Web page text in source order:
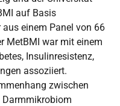
auf Basis
einem Panel von 66
MetBMI war mit einem
Insulinresistenz,
assoziiert.
zwischen